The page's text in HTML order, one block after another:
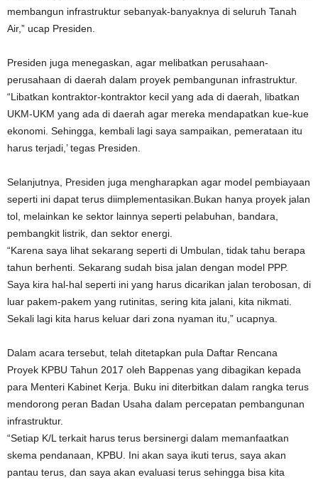
membangun infrastruktur sebanyak-banyaknya di seluruh Tanah
Air,” ucap Presiden.
Presiden juga menegaskan, agar melibatkan perusahaan-
perusahaan di daerah dalam proyek pembangunan infrastruktur.
“Libatkan kontraktor-kontraktor kecil yang ada di daerah, libatkan
UKM-UKM yang ada di daerah agar mereka mendapatkan kue-kue
ekonomi. Sehingga, kembali lagi saya sampaikan, pemerataan itu
harus terjadi,’ tegas Presiden.
Selanjutnya, Presiden juga mengharapkan agar model pembiayaan
seperti ini dapat terus diimplementasikan.Bukan hanya proyek jalan
tol, melainkan ke sektor lainnya seperti pelabuhan, bandara,
pembangkit listrik, dan sektor energi.
“Karena saya lihat sekarang seperti di Umbulan, tidak tahu berapa
tahun berhenti. Sekarang sudah bisa jalan dengan model PPP.
Saya kira hal-hal seperti ini yang harus dicarikan jalan terobosan, di
luar pakem-pakem yang rutinitas, sering kita jalani, kita nikmati.
Sekali lagi kita harus keluar dari zona nyaman itu,” ucapnya.
Dalam acara tersebut, telah ditetapkan pula Daftar Rencana
Proyek KPBU Tahun 2017 oleh Bappenas yang dibagikan kepada
para Menteri Kabinet Kerja. Buku ini diterbitkan dalam rangka terus
mendorong peran Badan Usaha dalam percepatan pembangunan
infrastruktur.
“Setiap K/L terkait harus terus bersinergi dalam memanfaatkan
skema pendanaan, KPBU. Ini akan saya ikuti terus, saya akan
pantau terus, dan saya akan evaluasi terus sehingga bisa kita